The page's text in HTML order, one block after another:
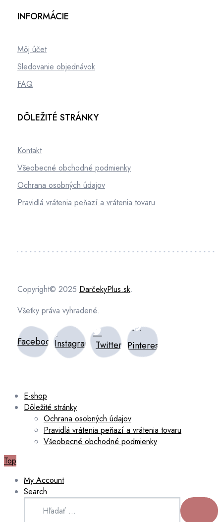
INFORMÁCIE
Môj účet
Sledovanie objednávok
FAQ
DÔLEŽITÉ STRÁNKY
Kontakt
Všeobecné obchodné podmienky
Ochrana osobných údajov
Pravidlá vrátenia peňazí a vrátenia tovaru
Copyright© 2025 DarčekyPlus.sk.
Všetky práva vyhradené.
FacebookInstagram Twitter Pinterest
E-shop
Dôležité stránky
Ochrana osobných údajov
Pravidlá vrátenia peňazí a vrátenia tovaru
Všeobecné obchodné podmienky
Top
My Account
Search
HĽADAŤ